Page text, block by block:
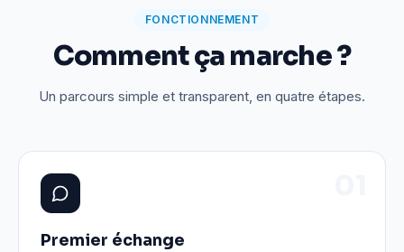
FONCTIONNEMENT
Comment ça marche ?
Un parcours simple et transparent, en quatre étapes.
Premier échange